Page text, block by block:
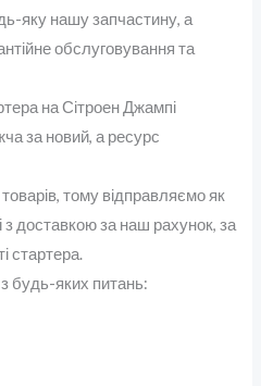
яку нашу запчастину, а
обслуговування та
на Сітроен Джампі
за новий, а ресурс
тому відправляємо як
доставкою за наш рахунок, за
стартера.
будь-яких питань: